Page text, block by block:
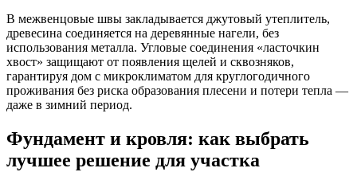
В межвенцовые швы закладывается джутовый утеплитель,
древесина соединяется на деревянные нагели, без
использования металла. Угловые соединения «ласточкин
хвост» защищают от появления щелей и сквозняков,
гарантируя дом с микроклиматом для круглогодичного
проживания без риска образования плесени и потери тепла —
даже в зимний период.
Фундамент и кровля: как выбрать
лучшее решение для участка